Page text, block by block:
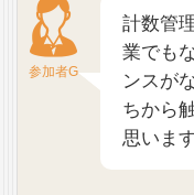
参加者G
計数管
業でも
ンスが
ちから
思います